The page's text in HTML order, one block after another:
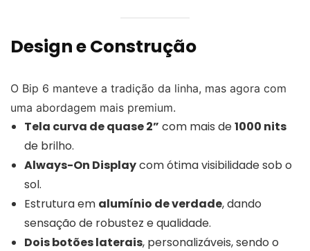
Design e Construção
O Bip 6 manteve a tradição da linha, mas agora com
uma abordagem mais premium.
Tela curva de quase 2” com mais de1000 nits
de brilho.
Always-On Displaycom ótima visibilidade sob o
sol.
Estrutura em alumínio de verdade, dando
sensação de robustez e qualidade.
Dois botões laterais, personalizáveis, sendo o